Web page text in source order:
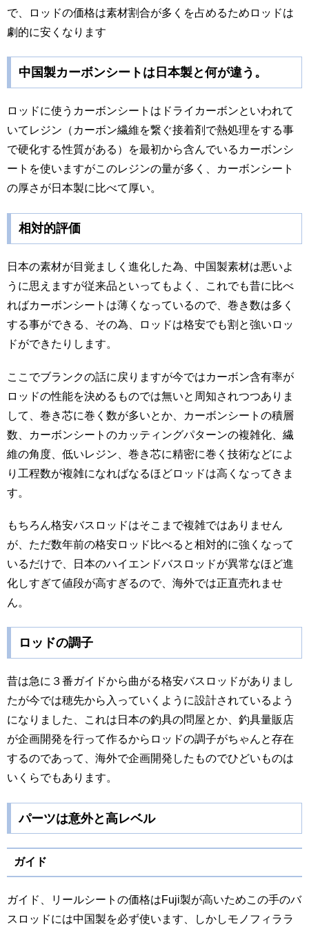
で、ロッドの価格は素材割合が多くを占めるためロッドは
劇的に安くなります
中国製カーボンシートは日本製と何が違う。
ロッドに使うカーボンシートはドライカーボンといわれて
いてレジン（カーボン繊維を繋ぐ接着剤で熱処理をする事
で硬化する性質がある）を最初から含んでいるカーボンシ
ートを使いますがこのレジンの量が多く、カーボンシート
の厚さが日本製に比べて厚い。
相対的評価
日本の素材が目覚ましく進化した為、中国製素材は悪いよ
うに思えますが従来品といってもよく、これでも昔に比べ
ればカーボンシートは薄くなっているので、巻き数は多く
する事ができる、その為、ロッドは格安でも割と強いロッ
ドができたりします。
ここでブランクの話に戻りますが今ではカーボン含有率が
ロッドの性能を決めるものでは無いと周知されつつありま
して、巻き芯に巻く数が多いとか、カーボンシートの積層
数、カーボンシートのカッティングパターンの複雑化、繊
維の角度、低いレジン、巻き芯に精密に巻く技術などによ
り工程数が複雑になればなるほどロッドは高くなってきま
す。
もちろん格安バスロッドはそこまで複雑ではありません
が、ただ数年前の格安ロッド比べると相対的に強くなって
いるだけで、日本のハイエンドバスロッドが異常なほど進
化しすぎて値段が高すぎるので、海外では正直売れませ
ん。
ロッドの調子
昔は急に３番ガイドから曲がる格安バスロッドがありまし
たが今では穂先から入っていくように設計されているよう
になりました、これは日本の釣具の問屋とか、釣具量販店
が企画開発を行って作るからロッドの調子がちゃんと存在
するのであって、海外で企画開発したものでひどいものは
いくらでもあります。
パーツは意外と高レベル
ガイド
ガイド、リールシートの価格はFuji製が高いためこの手のバ
スロッドには中国製を必ず使います、しかしモノフィララ